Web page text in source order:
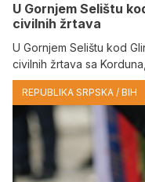
U Gornjem Selištu
civilnih žrtava
U Gornjem Selištu kod
civilnih žrtava sa
REPUBLIKA SRPSKA / BIH